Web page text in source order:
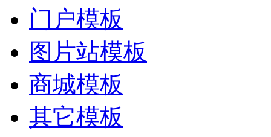
门户模板
图片站模板
商城模板
其它模板